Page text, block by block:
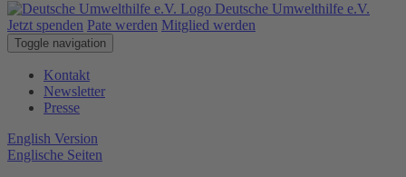
Deutsche Umwelthilfe e.V.
Jetzt spenden Pate werden Mitglied werden
Toggle navigation
Kontakt
Newsletter
Presse
English Version
Englische Seiten